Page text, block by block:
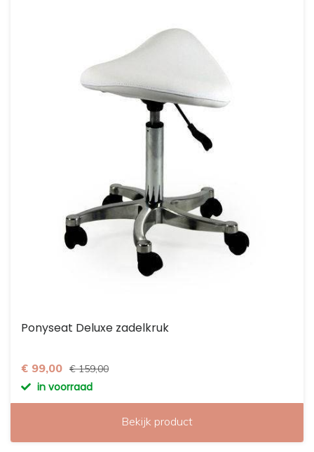
Ponyseat Deluxe zadelkruk
€ 99,00 € 159,00
in voorraad
Bekijk product